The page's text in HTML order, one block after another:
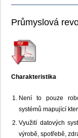
Průmyslová
Charakteristika
Není to pouze
systémů mapující
Využití datových
výrobě, spotřebě,